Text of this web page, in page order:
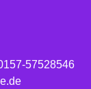
57528546